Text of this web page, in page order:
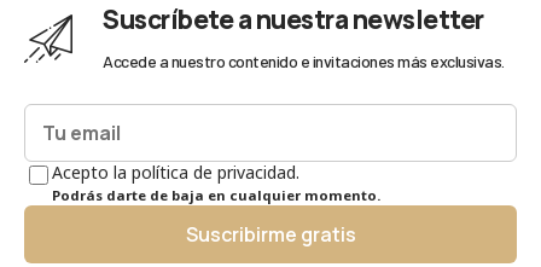
Suscríbete a nuestra newsletter
Accede a nuestro contenido e invitaciones más exclusivas.
Acepto la política de privacidad.
Podrás darte de baja en cualquier momento.
Suscribirme gratis